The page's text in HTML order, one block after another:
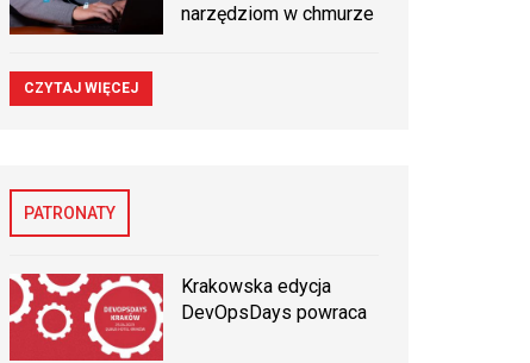
narzędziom w chmurze
CZYTAJ WIĘCEJ
PATRONATY
Krakowska edycja
DevOpsDays powraca